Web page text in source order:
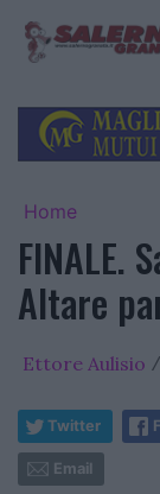
Home
FINALE.
Altare
Ettore Aulisio /
Twitter
Email